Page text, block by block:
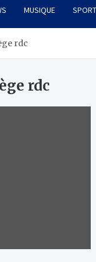
MUSIQUE SPORT
rdc
rdc